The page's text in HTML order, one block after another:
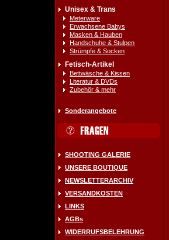
Unisex & Trans
Meterware
Erwachsene Babys
Masken & Hauben
Handschuhe & Stulpen
Strümpfe & Socken
Fetisch-Artikel
Bettwäsche & Kissen
Literatur & DVDs
Zubehör & mehr
Sonderangebote
SHOOTING GALERIE
UNSERE BOUTIQUE
NEWSLETTERARCHIV
VERSANDKOSTEN
LINKS
AGBs
WIDERRUFSBELEHRUNG